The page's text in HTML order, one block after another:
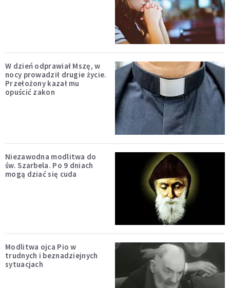
W dzień odprawiał Mszę, w
nocy prowadził drugie życie.
Przełożony kazał mu
opuścić zakon
Niezawodna modlitwa do
św. Szarbela. Po 9 dniach
mogą dziać się cuda
Modlitwa ojca Pio w
trudnych i beznadziejnych
sytuacjach